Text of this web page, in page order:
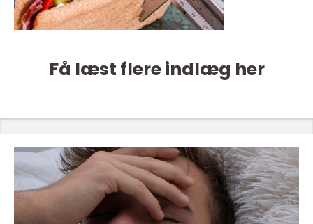
Få læst flere indlæg her